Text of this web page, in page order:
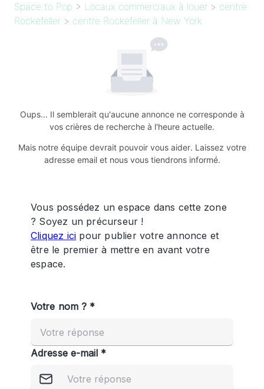
Space to Pop > Locaux commerciaux à louer > centre
Rockefeller > centre Rockefeller à New York
Oups... Il semblerait qu'aucune annonce ne corresponde à
vos crières de recherche à l'heure actuelle.
Mais notre équipe devrait pouvoir vous aider. Laissez votre
adresse email et nous vous tiendrons informé.